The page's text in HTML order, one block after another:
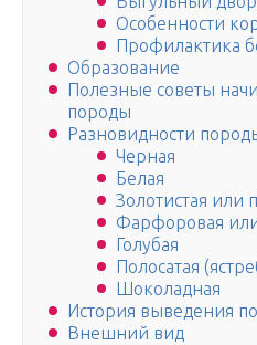
Особенности
Профилактика
Образование
Полезные советы
породы
Разновидности
Черная
Белая
Золотистая или
Фарфоровая
Голубая
Полосатая
Шоколадная
История выведения
Внешний вид